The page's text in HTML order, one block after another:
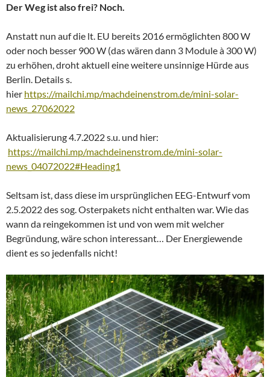
Der Weg ist also frei? Noch.
Anstatt nun auf die lt. EU bereits 2016 ermöglichten 800 W
oder noch besser 900 W (das wären dann 3 Module à 300 W)
zu erhöhen, droht aktuell eine weitere unsinnige Hürde aus
Berlin. Details s.
hier https://mailchi.mp/machdeinenstrom.de/mini-solar-
news_27062022
Aktualisierung 4.7.2022 s.u. und hier:
https://mailchi.mp/machdeinenstrom.de/mini-solar-
news_04072022#Heading1
Seltsam ist, dass diese im ursprünglichen EEG-Entwurf vom
2.5.2022 des sog. Osterpakets nicht enthalten war. Wie das
wann da reingekommen ist und von wem mit welcher
Begründung, wäre schon interessant… Der Energiewende
dient es so jedenfalls nicht!